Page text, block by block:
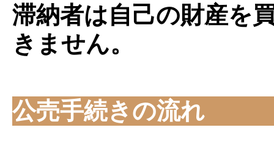
滞納者は自己の財産を
きません。
公売手続きの流れ